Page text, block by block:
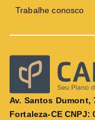
Trabalhe conosco
Av. Santos Dumont,
Fortaleza-CE CNPJ: